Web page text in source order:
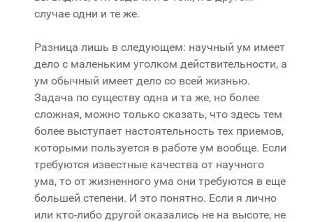
случае одни и те же.
Разница лишь в следующем: научный ум имеет
дело с маленьким уголком действительности, а
ум обычный имеет дело со всей жизнью.
Задача по существу одна и та же, но более
сложная, можно только сказать, что здесь тем
более выступает настоятельность тех приемов,
которыми пользуется в работе ум вообще. Если
требуются известные качества от научного
ума, то от жизненного ума они требуются в еще
большей степени. И это понятно. Если я лично
или кто-либо другой оказались не на высоте, не